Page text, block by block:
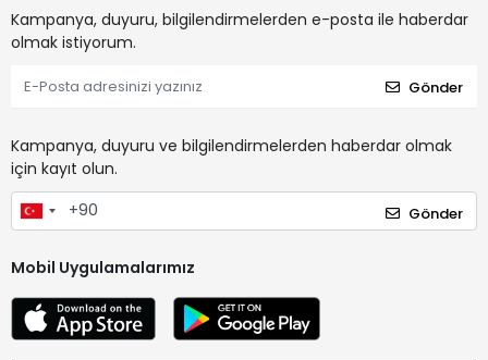
Kampanya, duyuru, bilgilendirmelerden e-posta ile haberdar
olmak istiyorum.
Gönder
Kampanya, duyuru ve bilgilendirmelerden haberdar olmak
için kayıt olun.
Gönder
Mobil Uygulamalarımız